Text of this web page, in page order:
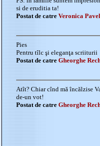
si de eruditia ta!
Postat de catre Veronica Pavel
Pies
Pentru tîlc şi eleganţa scriiturii
Postat de catre Gheorghe
Atît? Chiar cînd mă încălzise
de-un vot!
Postat de catre Gheorghe